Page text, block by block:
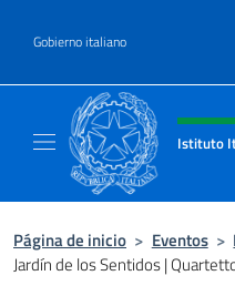
Gobierno italiano
Encabezado
Istituto
Página de inicio > Eventos >
Jardín de los Sentidos |